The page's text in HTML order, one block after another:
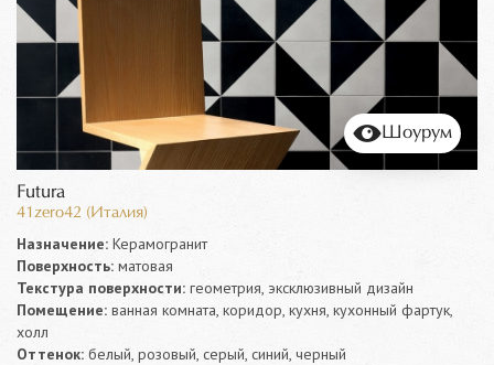
Шоурум
Futura
41zero42 (Италия)
Назначение: Керамогранит
Поверхность: матовая
Текстура поверхности: геометрия, эксклюзивный дизайн
Помещение: ванная комната, коридор, кухня, кухонный фартук,
холл
Оттенок: белый, розовый, серый, синий, черный